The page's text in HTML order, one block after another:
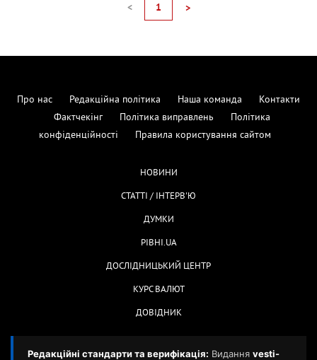
< 1 >
Про нас Редакційна політика Наша команда
Контакти
Фактчекінг
Політика виправлень
Політика
конфіденційності
Правила користування сайтом
НОВИНИ
СТАТТІ / ІНТЕРВ'Ю
ДУМКИ
РІВНІ.UA
ДОСЛІДНИЦЬКИЙ ЦЕНТР
КУРС ВАЛЮТ
ДОВІДНИК
Редакційні стандарти та верифікація: Видання vesti-